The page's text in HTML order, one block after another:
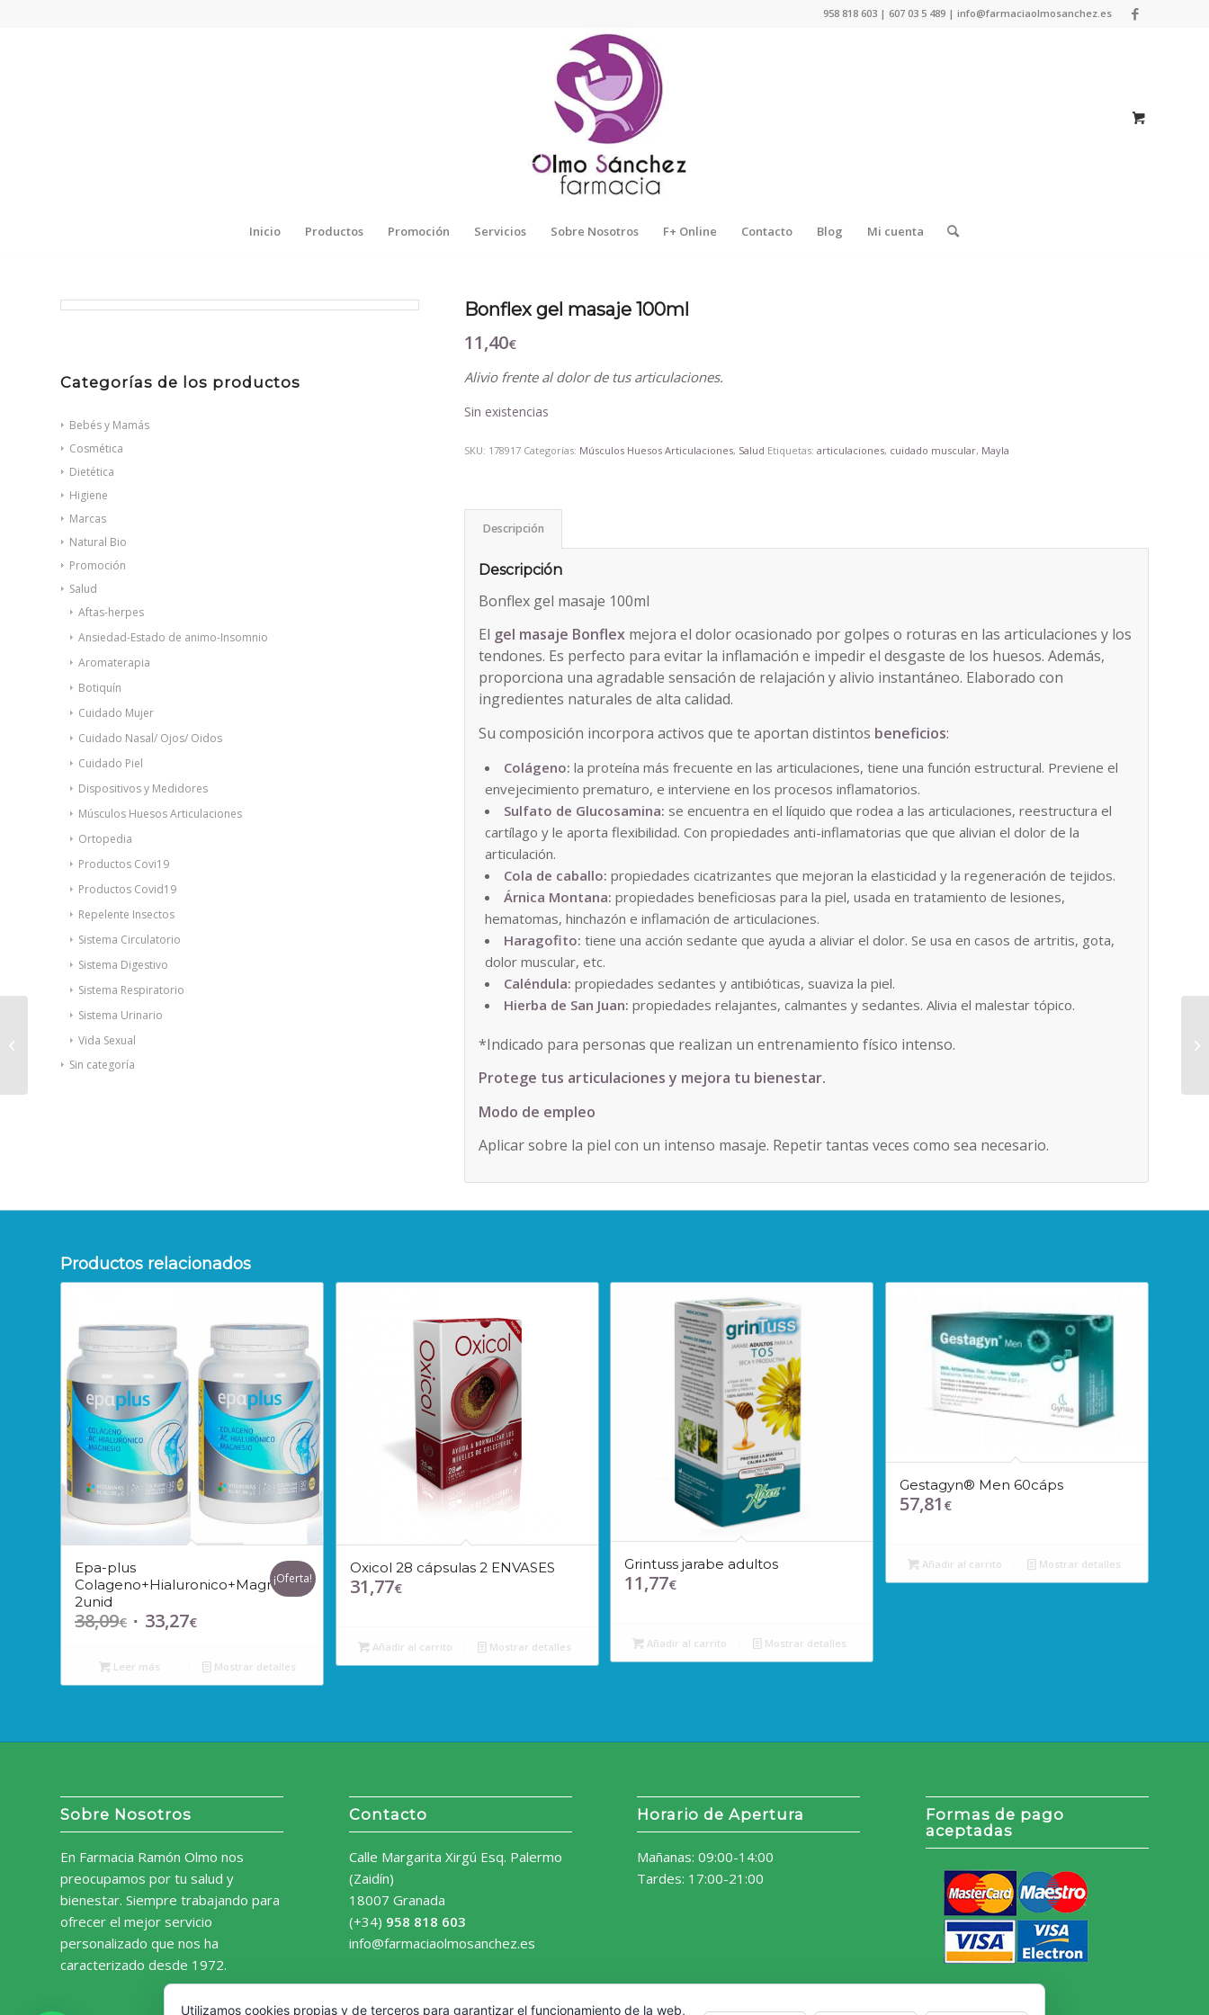
958 818 603 | 607 03 5 489 | info@farmaciaolmosanchez.es
Inicio Productos Promoción Servicios Sobre Nosotros F+ Online Contacto Blog Mi cuenta
Categorías de los productos
Bebés y Mamás
Cosmética
Dietética
Higiene
Marcas
Natural Bio
Promoción
Salud
Aftas-herpes
Ansiedad-Estado de animo-Insomnio
Aromaterapia
Botiquín
Cuidado Mujer
Cuidado Nasal/ Ojos/ Oidos
Cuidado Piel
Dispositivos y Medidores
Músculos Huesos Articulaciones
Ortopedia
Productos Covi19
Productos Covid19
Repelente Insectos
Sistema Circulatorio
Sistema Digestivo
Sistema Respiratorio
Sistema Urinario
Vida Sexual
Sin categoría
Bonflex gel masaje 100ml
11,40€
Alivio frente al dolor de tus articulaciones.
Sin existencias
SKU: 178917 Categorías: Músculos Huesos Articulaciones, Salud Etiquetas:articulaciones, cuidado muscular, Mayla
Descripción
Descripción
Bonflex gel masaje 100ml
El gel masaje Bonflex mejora el dolor ocasionado por golpes o roturas en las articulaciones y los
tendones. Es perfecto para evitar la inflamación e impedir el desgaste de los huesos. Además,
proporciona una agradable sensación de relajación y alivio instantáneo. Elaborado con
ingredientes naturales de alta calidad.
Su composición incorpora activos que te aportan distintos beneficios:
Colágeno: la proteína más frecuente en las articulaciones, tiene una función estructural. Previene el
envejecimiento prematuro, e interviene en los procesos inflamatorios.
Sulfato de Glucosamina: se encuentra en el líquido que rodea a las articulaciones, reestructura el
cartílago y le aporta flexibilidad. Con propiedades anti-inflamatorias que que alivian el dolor de la
articulación.
Cola de caballo: propiedades cicatrizantes que mejoran la elasticidad y la regeneración de tejidos.
Árnica Montana: propiedades beneficiosas para la piel, usada en tratamiento de lesiones,
hematomas, hinchazón e inflamación de articulaciones.
Haragofito:tiene una acción sedante que ayuda a aliviar el dolor. Se usa en casos de artritis, gota,
dolor muscular, etc.
Caléndula: propiedades sedantes y antibióticas, suaviza la piel.
Hierba de San Juan: propiedades relajantes, calmantes y sedantes. Alivia el malestar tópico.
*Indicado para personas que realizan un entrenamiento físico intenso.
Protege tus articulaciones y mejora tu bienestar.
Modo de empleo
Aplicar sobre la piel con un intenso masaje. Repetir tantas veces como sea necesario.
Productos relacionados
Epa-plus
Colageno+Hialuronico+Magnesio
2unid
38,09€ El
original
era:
33,27€El
actual
es:
¡Oferta!
Leer más Mostrar detalles
Oxicol 28 cápsulas 2 ENVASES
31,77€
Añadir al carrito Mostrar detalles
Grintuss jarabe adultos
11,77€
Añadir al carrito Mostrar detalles
Gestagyn® Men 60cáps
57,81 €
Añadir al carrito Mostrar detalles
Sobre Nosotros
En Farmacia Ramón Olmo nos
preocupamos por tu salud y
bienestar. Siempre trabajando para
ofrecer el mejor servicio
personalizado que nos ha
caracterizado desde 1972.
Contacto
Calle Margarita Xirgú Esq. Palermo
(Zaidín)
18007 Granada
(+34) 958 818 603
info@farmaciaolmosanchez.es
Horario de Apertura
Mañanas: 09:00-14:00
Tardes: 17:00-21:00
Formas de pago
aceptadas
Bella aurora B7
envase 50ml GRATIS
manchas 250ml
Utilizamos cookies propias y de terceros para garantizar el funcionamiento de la web,